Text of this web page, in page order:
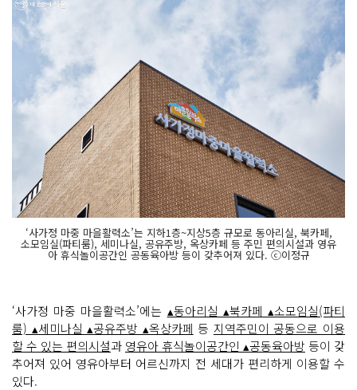
‘사가정 마중 마을활력소’는 지하1층~지상5층 규모로 동아리실, 북카페,
소모임실(파티룸), 세미나실, 공유주방, 옥상카페 등 주민 편의시설과 영유
아 휴식놀이공간인 공동육아방 등이 갖추어져 있다. ⓒ이정규
‘사가정 마중 마을활력소’에는 ▴동아리실 ▴북카페 ▴소모임실(파티
룸) ▴세미나실 ▴공유주방 ▴옥상카페 등 지역주민이 공동으로 이용
할 수 있는 편의시설과 영유아 휴식놀이공간인 ▴공동육아방 등이 갖
추어져 있어 영유아부터 어르신까지 전 세대가 편리하게 이용할 수
있다.